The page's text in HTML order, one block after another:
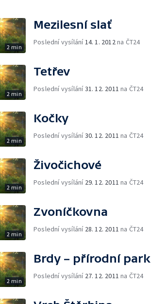
2 min
Mezilesní slať
Poslední vysílání 14. 1. 2012 na ČT24
2 min
Tetřev
Poslední vysílání31. 12. 2011 na ČT24
2 min
Kočky
Poslední vysílání30. 12. 2011 na ČT24
2 min
Živočichové
Poslední vysílání 29. 12. 2011 na ČT24
2 min
Zvoníčkovna
Poslední vysílání 28. 12. 2011 na ČT24
2 min
Brdy – přírodní park
Poslední vysílání 27. 12. 2011 na ČT24